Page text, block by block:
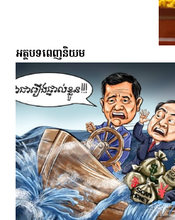
អត្ថបទពេញនិយម